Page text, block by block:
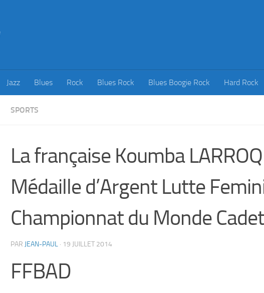
Jazz Blues Rock Blues Rock Blues Boogie Rock Hard Rock
SPORTS
La française Koumba
Médaille d’Argent Lutte
Championnat du Monde
PAR JEAN-PAUL · 19 JUILLET 2014
FFBAD